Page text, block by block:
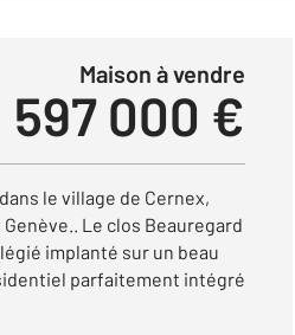
Maison à vendre
597 000 €
le village de Cernex,
Le clos Beauregard
implanté sur un beau
parfaitement intégré